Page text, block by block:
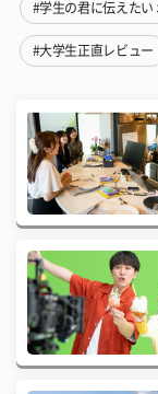
#学生の君に伝えたい
#大学生正直レビュー